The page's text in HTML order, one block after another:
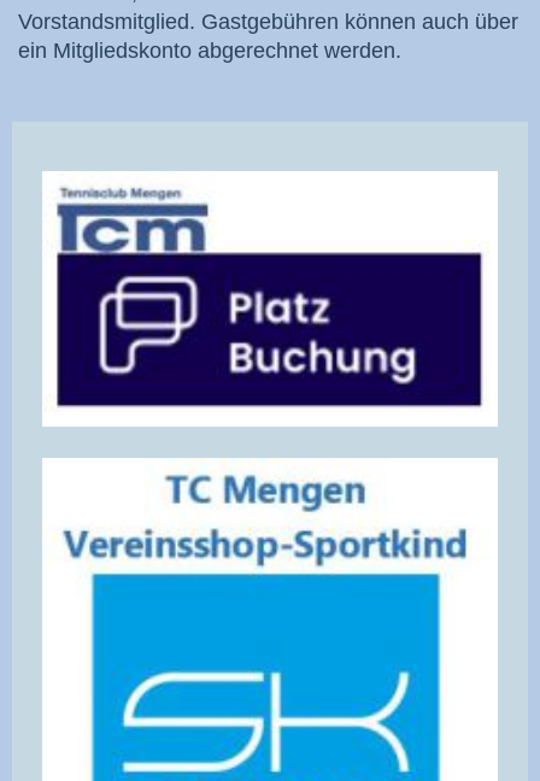
Vorstandsmitglied. Gastgebühren können auch über
ein Mitgliedskonto abgerechnet werden.